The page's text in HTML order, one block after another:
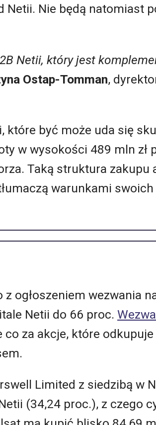
Netii. Nie będą natomiast
Netii, który jest
Ostap-Tomman,
które być może uda się
w wysokości 489 mln zł
Taką struktura zakupu
warunkami
z ogłoszeniem wezwania
Netii do 66 proc.
co za akcje, które
Limited z siedzibą w
(34,24 proc.), z czego